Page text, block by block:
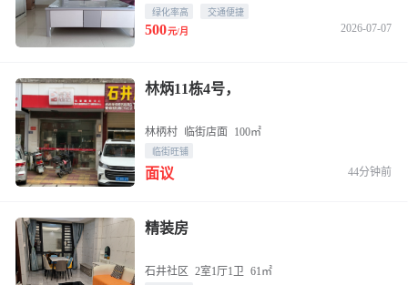
绿化率高 交通便捷
500元/月 2026-07-07
林炳11栋4号，
林柄村 临街店面 100㎡
临街旺铺
面议 44分钟前
精装房
石井社区 2室1厅1卫 61㎡